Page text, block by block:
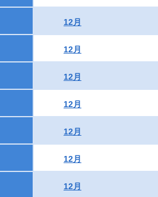
12月
12月
12月
12月
12月
12月
12月